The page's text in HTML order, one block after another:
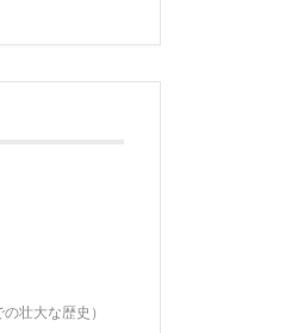
壮大な歴史）